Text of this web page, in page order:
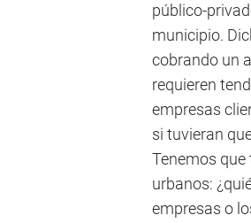
público-
municipio.
cobrando un
requieren
empresas
si tuvieran
Tenemos
urbanos:
empresas o